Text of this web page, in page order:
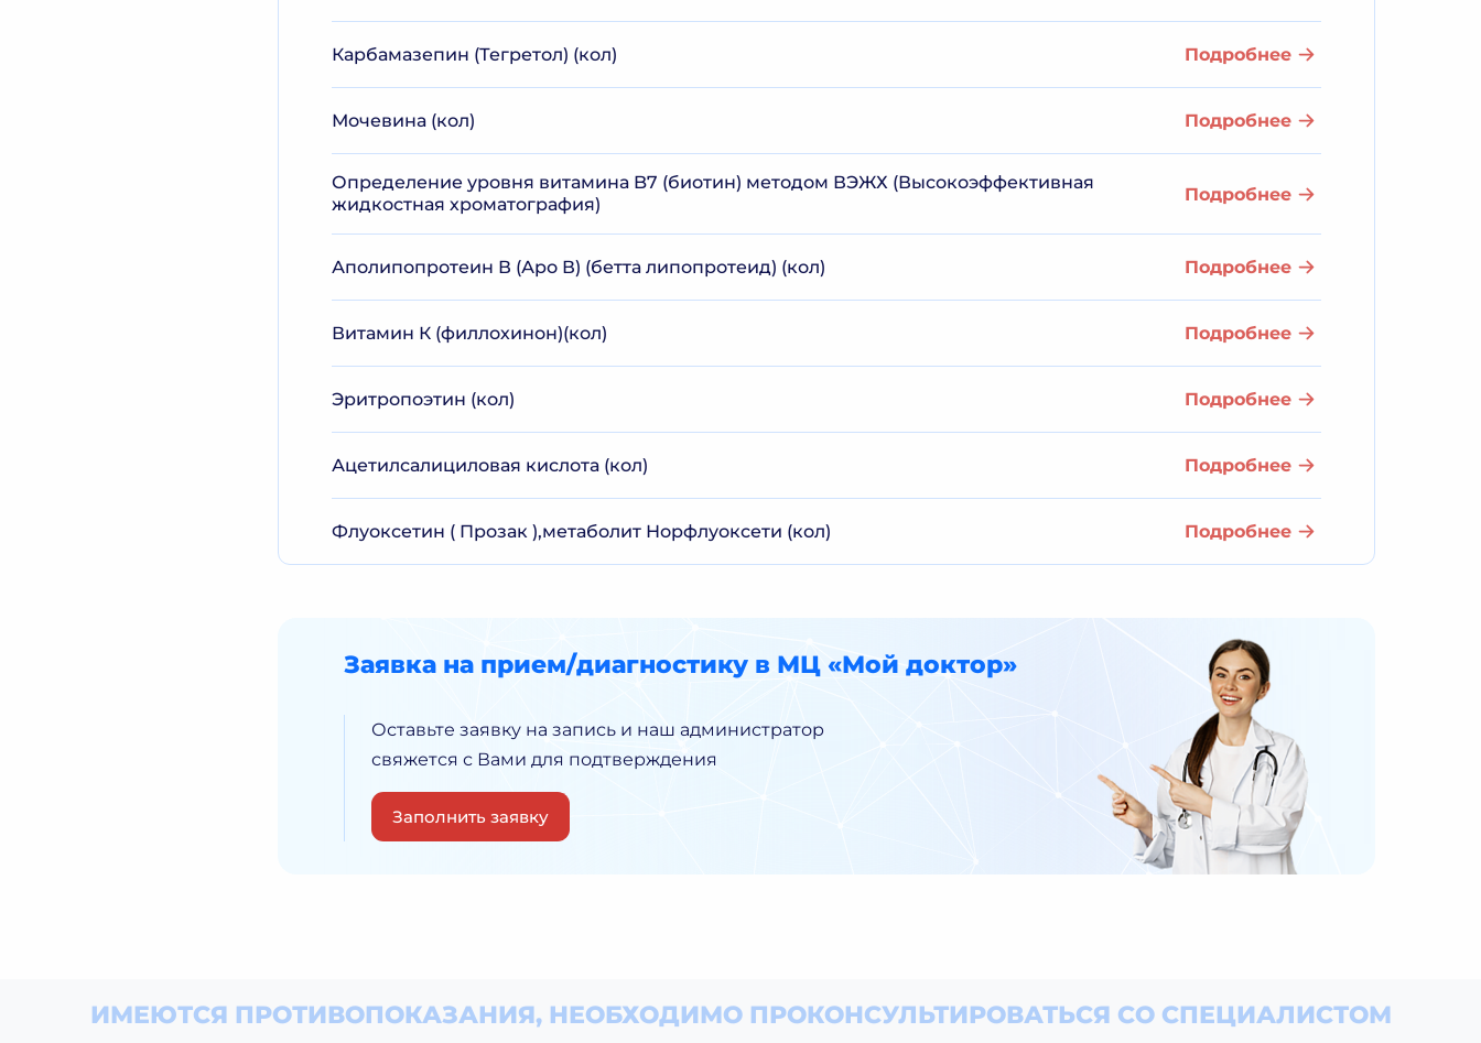
Карбамазепин (Тегретол) (кол) Подробнее
Мочевина (кол) Подробнее
Определение уровня витамина B7 (биотин) методом ВЭЖХ (Высокоэффективная
жидкостная хроматография)
Подробнее
Аполипопротеин В (Аро В) (бетта липопротеид) (кол) Подробнее
Витамин К (филлохинон)(кол) Подробнее
Эритропоэтин (кол) Подробнее
Ацетилсалициловая кислота (кол) Подробнее
Флуоксетин ( Прозак ),метаболит Норфлуоксети (кол) Подробнее
Заявка на прием/диагностику в МЦ «Мой доктор»
Оставьте заявку на запись и наш администратор
свяжется с Вами для подтверждения
Заполнить заявку
ИМЕЮТСЯ ПРОТИВОПОКАЗАНИЯ, НЕОБХОДИМОПРОКОНСУЛЬТИРОВАТЬСЯ СО СПЕЦИАЛИСТОМ